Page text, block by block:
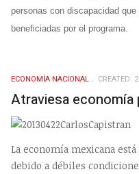
personas con discapacidad
beneficiadas por el programa.
ECONOMÍ­A NACIONAL CREATED:
Atraviesa economía
La economía mexicana
debido a débiles